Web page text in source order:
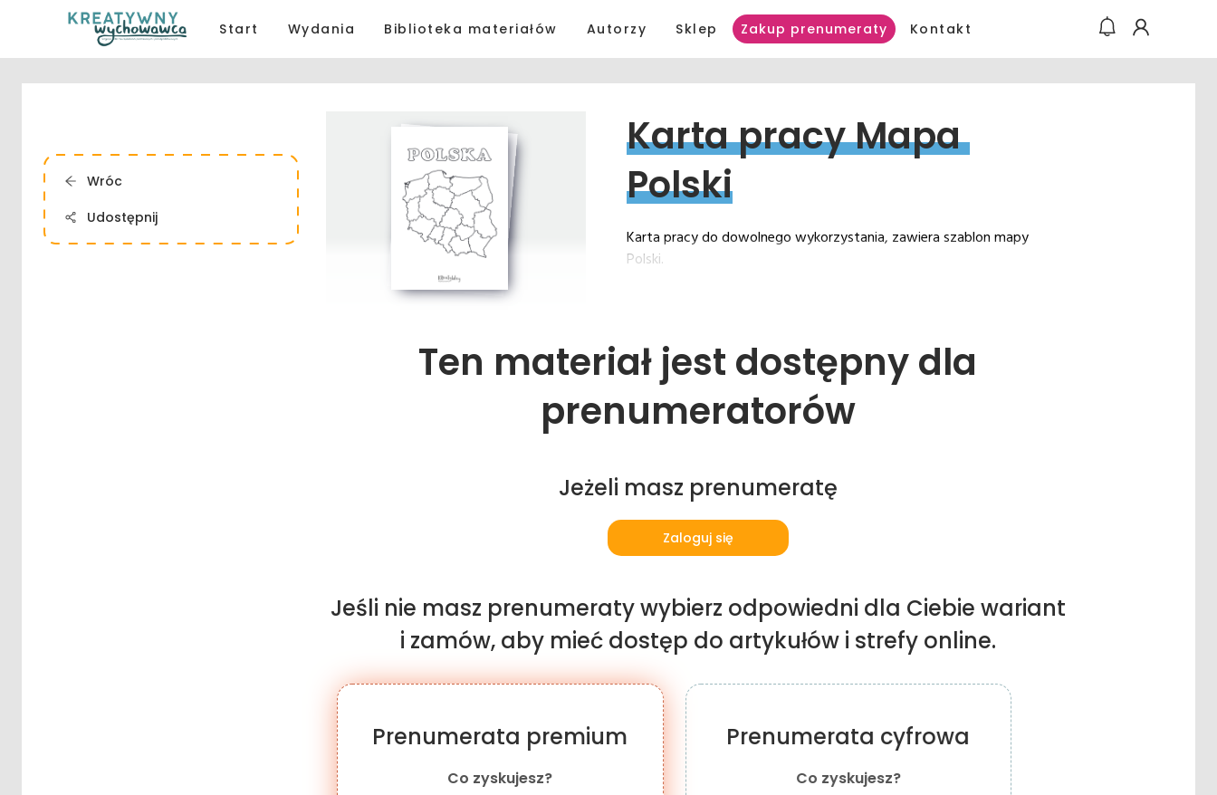
Start Wydania Biblioteka materiałów Autorzy Sklep Zakup prenumeraty Kontakt
Wróc
Udostępnij
Karta pracy Mapa
Polski
Karta pracy do dowolnego wykorzystania, zawiera szablon mapy
Polski.
Ten materiał jest dostępny dla
prenumeratorów
Jeżeli masz prenumeratę
Zaloguj się
Jeśli nie masz prenumeraty wybierz odpowiedni dla Ciebie wariant
i zamów, aby mieć dostęp do artykułów i strefy online.
Prenumerata premium
Co zyskujesz?
Prenumerata cyfrowa
Co zyskujesz?